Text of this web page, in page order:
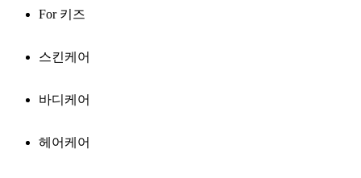
For 키즈
스킨케어
바디케어
헤어케어